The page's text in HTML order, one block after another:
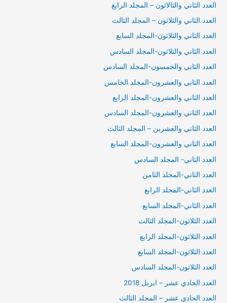
العدد الثاني والثالاثون – المجلد الرابع
العدد الثاني والثلاثون – المجلد الثالث
العدد الثاني والثلاثون-المجلد السابع
العدد الثاني والثلاثون-المجلد السادس
العدد الثاني والخمسون-المجلد السادس
العدد الثاني والعشرون-المجلد الخامس
العدد الثاني والعشرون-المجلد الرابع
العدد الثاني والعشرون-المجلد السادس
العدد الثاني والعشرين – المجلد الثالث
العدد الثاني والغشرون-المجلد السابع
العدد الثاني- المجلد السادس
العدد الثاني-المجلد الثامن
العدد الثاني-المجلد الرابع
العدد الثاني-المجلد السابع
العدد الثلاثون-المجلد الثالث
العدد الثلاثون-المجلد الرابع
العدد الثلاثون-المجلد السابع
العدد الثلاثون-المجلد السادس
العدد الحادي عشر – ابريل 2018
العدد الحادي عشر – المجلد الثالث